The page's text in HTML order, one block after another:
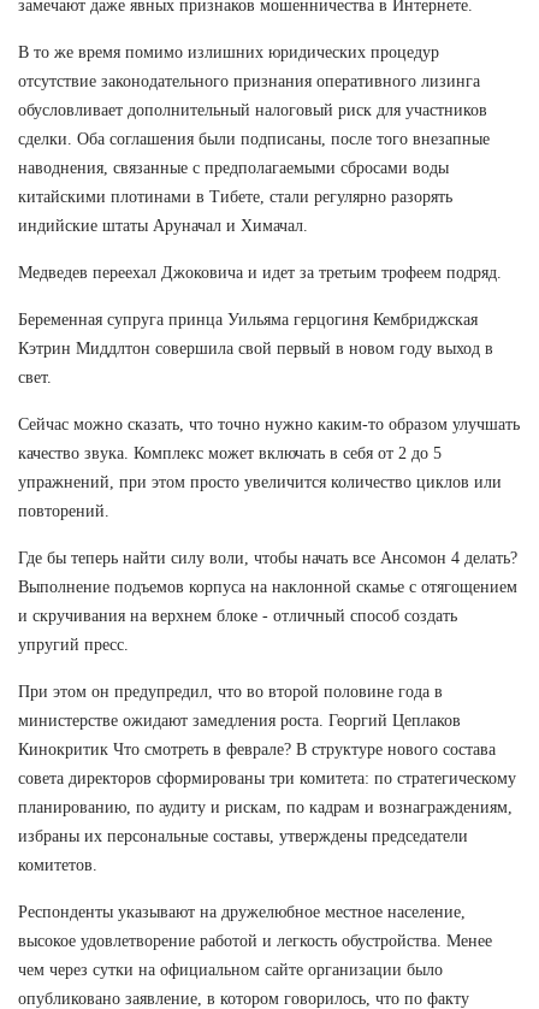
замечают даже явных признаков мошенничества в Интернете.
В то же время помимо излишних юридических процедур
отсутствие законодательного признания оперативного лизинга
обусловливает дополнительный налоговый риск для участников
сделки. Оба соглашения были подписаны, после того внезапные
наводнения, связанные с предполагаемыми сбросами воды
китайскими плотинами в Тибете, стали регулярно разорять
индийские штаты Аруначал и Химачал.
Медведев переехал Джоковича и идет за третьим трофеем подряд.
Беременная супруга принца Уильяма герцогиня Кембриджская
Кэтрин Миддлтон совершила свой первый в новом году выход в
свет.
Сейчас можно сказать, что точно нужно каким-то образом улучшать
качество звука. Комплекс может включать в себя от 2 до 5
упражнений, при этом просто увеличится количество циклов или
повторений.
Где бы теперь найти силу воли, чтобы начать все Ансомон 4 делать?
Выполнение подъемов корпуса на наклонной скамье с отягощением
и скручивания на верхнем блоке - отличный способ создать
упругий пресс.
При этом он предупредил, что во второй половине года в
министерстве ожидают замедления роста. Георгий Цеплаков
Кинокритик Что смотреть в феврале? В структуре нового состава
совета директоров сформированы три комитета: по стратегическому
планированию, по аудиту и рискам, по кадрам и вознаграждениям,
избраны их персональные составы, утверждены председатели
комитетов.
Респонденты указывают на дружелюбное местное население,
высокое удовлетворение работой и легкость обустройства. Менее
чем через сутки на официальном сайте организации было
опубликовано заявление, в котором говорилось, что по факту